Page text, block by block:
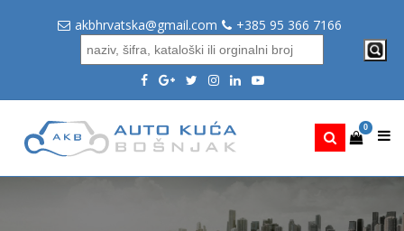
akbhrvatska@gmail.com +385 95 366 7166
0